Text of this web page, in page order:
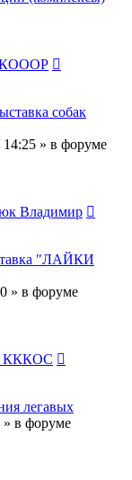
собак
14:25 » в форуме
Владимир
"ЛАЙКИ
» в форуме
КККОС
легавых
» в форуме